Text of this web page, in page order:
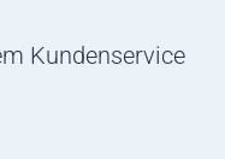
Kundenservice